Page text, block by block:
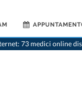
73 medici online